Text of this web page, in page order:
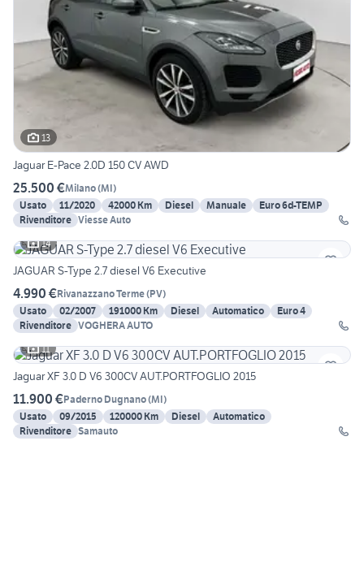
13
Jaguar E-Pace 2.0D 150 CV AWD
25.500 €Milano(MI)
Usato
11/2020 42000 Km Diesel Manuale
Euro 6d-TEMP
Rivenditore Viesse Auto
14
JAGUAR S-Type 2.7 diesel V6 Executive
4.990 €Rivanazzano Terme(PV)
Usato
02/2007 191000 Km Diesel Automatico
Euro 4
Rivenditore VOGHERA AUTO
11
Jaguar XF 3.0 D V6 300CV AUT.PORTFOGLIO 2015
11.900 €Paderno Dugnano(MI)
Usato
09/2015 120000 Km Diesel
Automatico
Rivenditore Samauto